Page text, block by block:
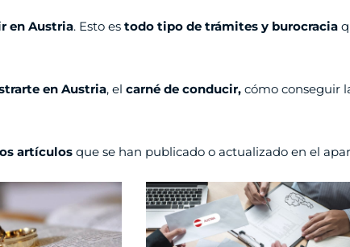
en Austria. Esto es todo tipo de trámites y burocracia
en Austria, el carné de conducir, cómo conseguir
artículos que se han publicado o actualizado en el